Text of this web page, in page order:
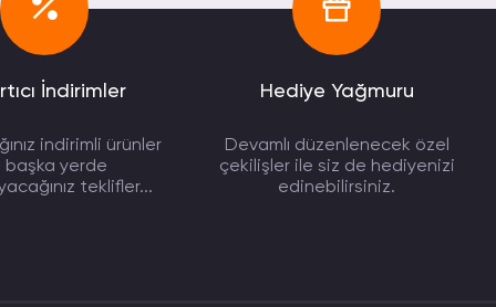
satın alım ile bu heyecan dolu maceraya
mümkündür. Bununla birlikte kodun satın alınacağı
gelin. Sınırsız oyun oynamanın tadını doyasıya
fiyatınerede diye soranların adresi
İndirimler
indirimli ürünler
başka yerde
teklifler...
Hediye Yağmuru
Devamlı düzenlenecek özel
çekilişler ile siz de hediyenizi
edinebilirsiniz.